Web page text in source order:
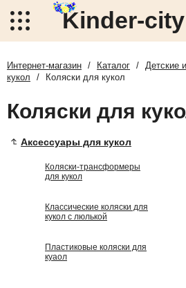
Kinder-city
Интернет-магазин / Каталог / Детские
кукол
/ Коляски для кукол
Коляски для
Аксессуары для кукол
Коляски-трансформеры
для кукол
Классические коляски для
кукол с люлькой
Пластиковые коляски для
куаол